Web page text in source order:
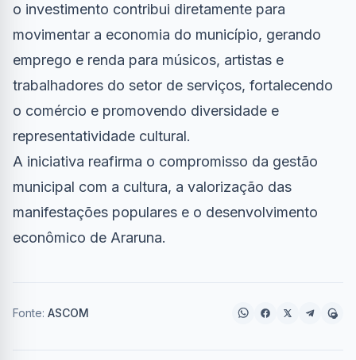
o investimento contribui diretamente para
movimentar a economia do município, gerando
emprego e renda para músicos, artistas e
trabalhadores do setor de serviços, fortalecendo
o comércio e promovendo diversidade e
representatividade cultural.
A iniciativa reafirma o compromisso da gestão
municipal com a cultura, a valorização das
manifestações populares e o desenvolvimento
econômico de Araruna.
Fonte: ASCOM